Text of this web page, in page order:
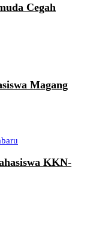
Cegah
Magang
KKN-